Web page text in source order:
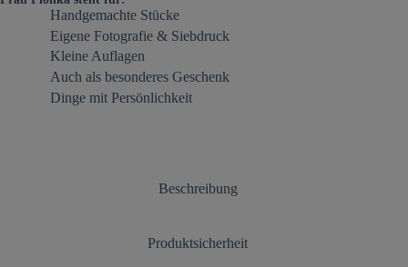
Handgemachte Stücke
Eigene Fotografie & Siebdruck
Kleine Auflagen
Auch als besonderes Geschenk
Dinge mit Persönlichkeit
Beschreibung
Produktsicherheit